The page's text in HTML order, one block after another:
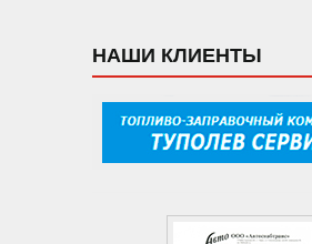
НАШИ КЛИЕНТЫ